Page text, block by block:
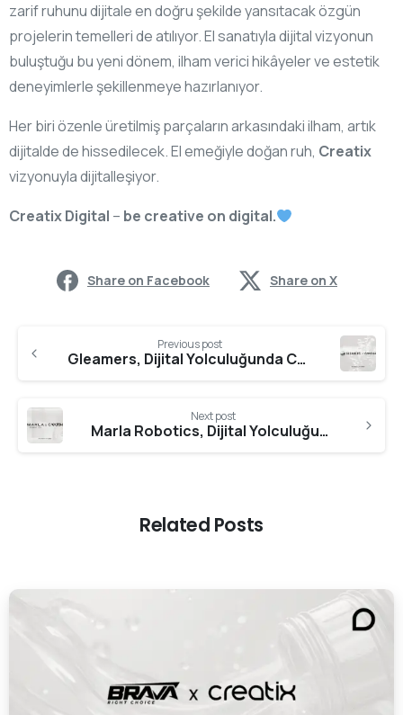
zarif ruhunu dijitale en doğru şekilde yansıtacak özgün
projelerin temelleri de atılıyor. El sanatıyla dijital vizyonun
buluştuğu bu yeni dönem, ilham verici hikâyeler ve estetik
deneyimlerle şekillenmeye hazırlanıyor.
Her biri özenle üretilmiş parçaların arkasındaki ilham, artık
dijitalde de hissedilecek. El emeğiyle doğan ruh, Creatix
vizyonuyla dijitalleşiyor.
Creatix Digital – be creative on digital.
Share on Facebook Share on X
Previous post
Gleamers, Dijital Yolculuğunda Creatix Digital’i Tercih Etti
Next post
Marla Robotics, Dijital Yolculuğunda Creatix Digital ile İlerliyor
Related Posts